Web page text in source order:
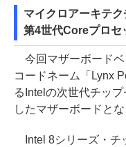
マイクロアーキテ
第4世代Coreプロセ
今回マザーボードベ
コードネーム「Lynx
るIntelの次世代チッ
したマザーボードとな
Intel 8シリーズ・チ